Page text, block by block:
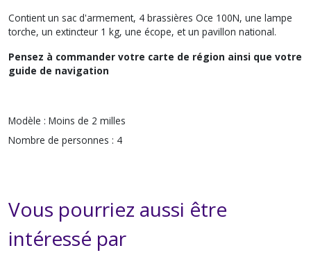
Contient un sac d'armement, 4 brassières Oce 100N, une lampe
torche, un extincteur 1 kg, une écope, et un pavillon national.
Pensez à commander votre carte de région ainsi que votre
guide de navigation
Modèle : Moins de 2 milles
Nombre de personnes : 4
Vous pourriez aussi être
intéressé par